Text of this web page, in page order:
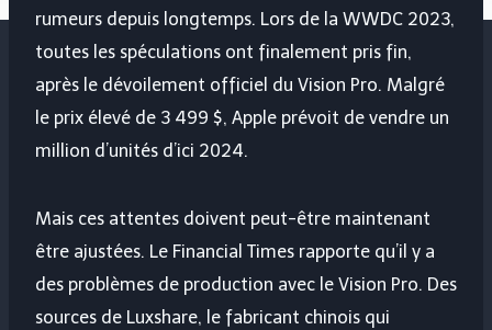
rumeurs depuis longtemps. Lors de la WWDC 2023,
toutes les spéculations ont finalement pris fin,
après le dévoilement officiel du Vision Pro. Malgré
le prix élevé de 3 499 $, Apple prévoit de vendre un
million d’unités d’ici 2024.
Mais ces attentes doivent peut-être maintenant
être ajustées. Le Financial Times rapporte qu’il y a
des problèmes de production avec le Vision Pro. Des
sources de Luxshare, le fabricant chinois qui